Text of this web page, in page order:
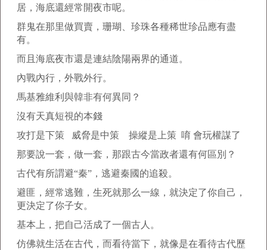
居，海底還經常開夜市呢。
群鬼在那里做買賣，珊瑚、珍珠各種稀世珍品應有盡
有。
而且海底夜市還是連結陰陽兩界的通道。
內戰內行，外戰外行。
馬基雅維利與韓非有何異同？
沒有天真短視的本錢
攻打是下策 威脅是中策 操縱是上策 唷 會玩權謀了
那要說一套，做一套，那跟古今當政者還有何區別？
古代有所謂避“秦”，逃避秦國的追殺。
避匪，經常逃難，生死就那么一線，就決定了你自己，
更決定了你子女。
基本上，把自己活成了一個古人。
仿佛就生活在古代，而看待當下，就像是在看待古代歷